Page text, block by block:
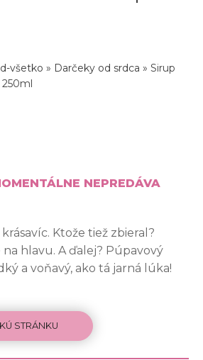
všetko » Darčeky od srdca » Sirup
NEPREDÁVA
Ktože tiež zbieral?
hlavu. A ďalej? Púpavový
a voňavý, ako tá jarná lúka!
STRÁNKU